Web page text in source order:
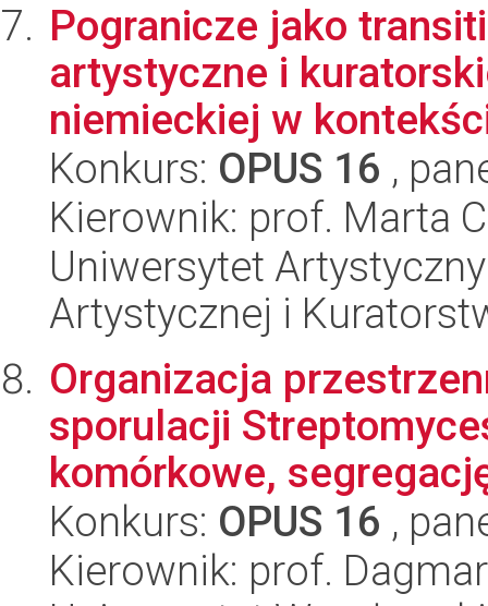
Pogranicze jako
artystyczne i
niemieckiej w
Konkurs: OPUS 16 ,
Kierownik: prof. Marta
Uniwersytet
Artystycznej i
Organizacja
sporulacji
komórkowe,
Konkurs: OPUS 16 ,
Kierownik: prof.